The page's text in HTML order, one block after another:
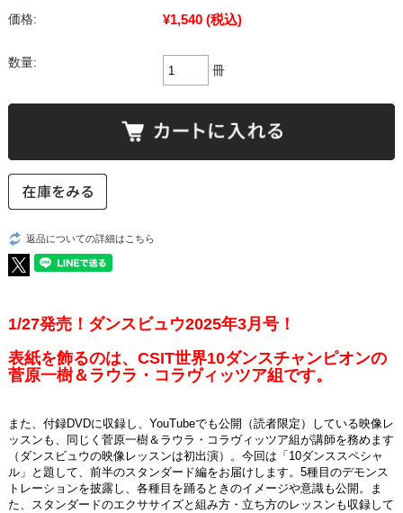
価格: ¥1,540 (税込)
数量:
冊
返品についての詳細はこちら
1/27発売！ダンスビュウ2025年3月号！
表紙を飾るのは、CSIT世界10ダンスチャンピオンの
菅原一樹＆ラウラ・コラヴィッツア組です。
また、付録DVDに収録し、YouTubeでも公開（読者限定）している映像レ
ッスンも、同じく菅原一樹＆ラウラ・コラヴィッツア組が講師を務めます
（ダンスビュウの映像レッスンは初出演）。今回は「10ダンススペシャ
ル」と題して、前半のスタンダード編をお届けします。5種目のデモンス
トレーションを披露し、各種目を踊るときのイメージや意識も公開。ま
た、スタンダードのエクササイズと組み方・立ち方のレッスンも収録して